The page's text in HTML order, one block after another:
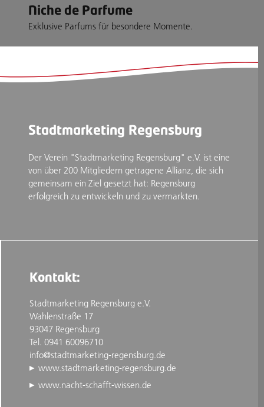
Niche de Parfume
Exklusive Parfums für besondere Momente.
Stadtmarketing Regensburg
Der Verein "Stadtmarketing Regensburg" e.V. ist eine
von über 200 Mitgliedern getragene Allianz, die sich
gemeinsam ein Ziel gesetzt hat: Regensburg
erfolgreich zu entwickeln und zu vermarkten.
Kontakt:
Stadtmarketing Regensburg e.V.
Wahlenstraße 17
93047 Regensburg
Tel. 0941 60096710
info@stadtmarketing-regensburg.de
www.stadtmarketing-regensburg.de
www.nacht-schafft-wissen.de